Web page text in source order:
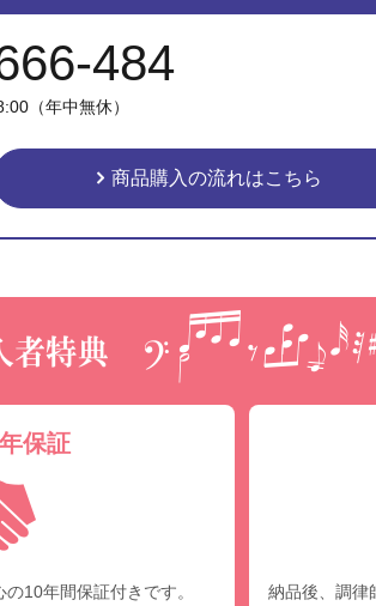
484
（年中無休）
商品購入の流れはこちら
保証
10年間保証付きです。
納品後、調律